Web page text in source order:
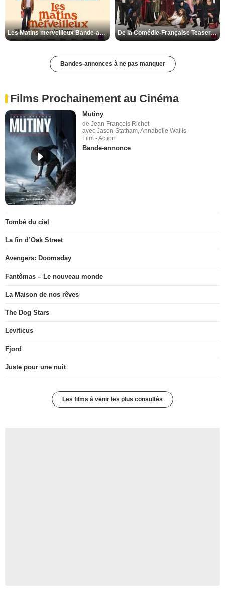
Les Matins merveilleux Bande-annonce VF De la Comédie-Française Teaser VF
Bandes-annonces à ne pas manquer
Films Prochainement au Cinéma
Mutiny
de Jean-François Richet
avec Jason Statham, Annabelle Wallis
Film - Action
Bande-annonce
Tombé du ciel
La fin d’Oak Street
Avengers: Doomsday
Fantômas – Le nouveau monde
La Maison de nos rêves
The Dog Stars
Leviticus
Fjord
Juste pour une nuit
Les films à venir les plus consultés